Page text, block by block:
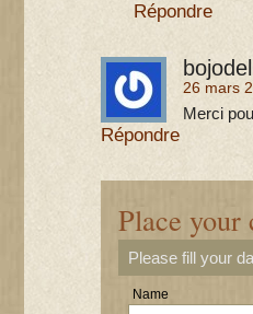
Répondre
26 mars
Merci
Répondre
Place your
Please fill your
Name